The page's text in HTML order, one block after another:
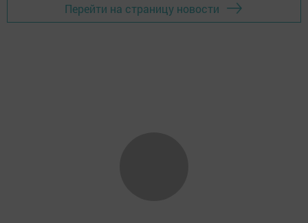
Перейти на страницу новости